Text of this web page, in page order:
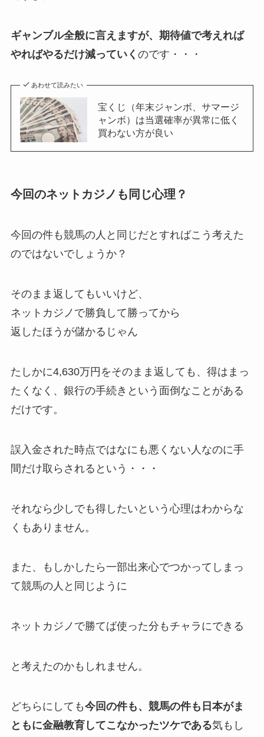
ギャンブル全般に言えますが、期待値で考えれば
やればやるだけ減っていく のです・・・
あわせて読みたい
宝くじ（年末ジャンボ、サマージ
ャンボ）は当選確率が異常に低く
買わない方が良い
今回のネットカジノも同じ心理？
今回の件も競馬の人と同じだとすればこう考えた
のではないでしょうか？
そのまま返してもいいけど、
ネットカジノで勝負して勝ってから
返したほうが儲かるじゃん
たしかに4,630万円をそのまま返しても、得はまっ
たくなく、銀行の手続きという面倒なことがある
だけです。
誤入金された時点ではなにも悪くない人なのに手
間だけ取らされるという・・・
それなら少しでも得したいという心理はわからな
くもありません。
また、もしかしたら一部出来心でつかってしまっ
て競馬の人と同じように
ネットカジノで勝てば使った分もチャラにできる
と考えたのかもしれません。
どちらにしても今回の件も、 競馬の件も日本がま
ともに金融教育してこなかったツケである気もし